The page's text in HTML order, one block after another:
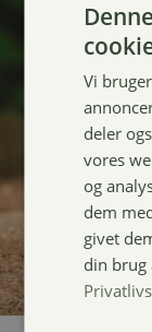
Vi
deler
vores
og
dem
givet
din brug